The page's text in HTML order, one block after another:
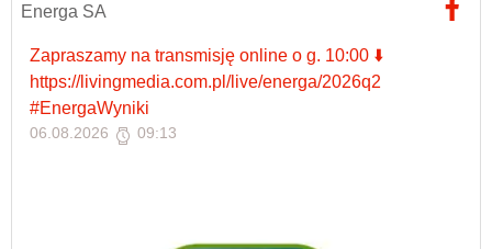
Energa SA
Zapraszamy na transmisję online o g. 10:00 ⬇️
https://livingmedia.com.pl/live/energa/2026q2
#EnergaWyniki
06.08.2026 09:13